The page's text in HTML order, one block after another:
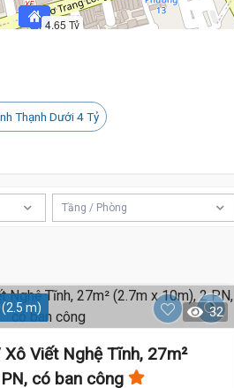
4.65 Tỷ
Thạnh Dưới 4 Tỷ
Tầng / Phòng
(2.5 m) 32
Viết Nghệ Tĩnh, 27m²
có ban công